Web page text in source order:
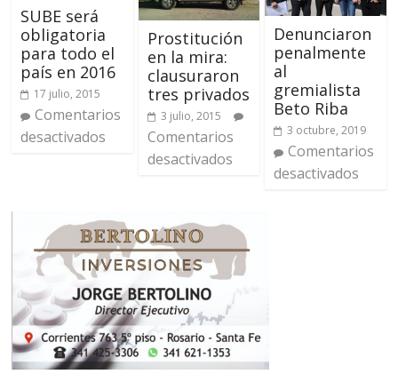
SUBE será
obligatoria
para todo el
país en 2016
17 julio, 2015
Comentarios
desactivados
Prostitución
en la mira:
clausuraron
tres privados
3 julio, 2015
Comentarios
desactivados
Denunciaron
penalmente
al
gremialista
Beto Riba
3 octubre, 2019
Comentarios
desactivados